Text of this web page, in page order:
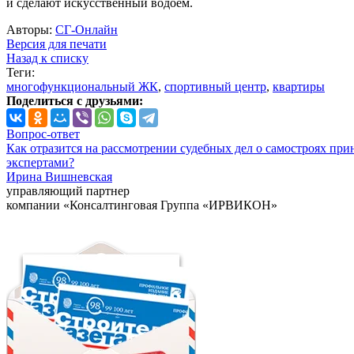
и сделают искусственный водоем.
Авторы: СГ-Онлайн
Версия для печати
Назад к списку
Теги:
многофункциональный ЖК, спортивный центр, квартиры
Поделиться с друзьями:
Вопрос-ответ
Как отразится на рассмотрении судебных дел о самостроях
экспертами?
Ирина Вишневская
управляющий партнер
компании «Консалтинговая Группа «ИРВИКОН»